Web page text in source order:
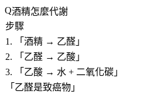
酒精怎麼代謝
步驟
1. 「 酒精 → 乙醛 」
2. 「 乙醛 → 乙酸 」
3. 「 乙酸 → 水 + 二氧化碳 」
「 乙醛是致癌物 」